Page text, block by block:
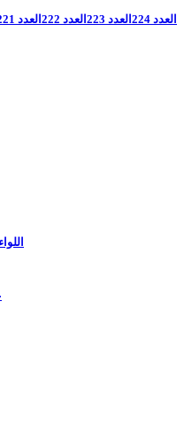
العدد 224 العدد 223 العدد 222 العدد 221